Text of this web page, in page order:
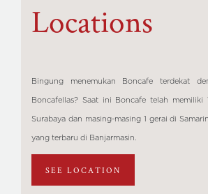
Locations
Bingung menemukan Boncafe terdekat
Boncafellas? Saat ini Boncafe telah memiliki
Surabaya dan masing-masing 1 gerai di
yang terbaru di Banjarmasin.
SEE LOCATION